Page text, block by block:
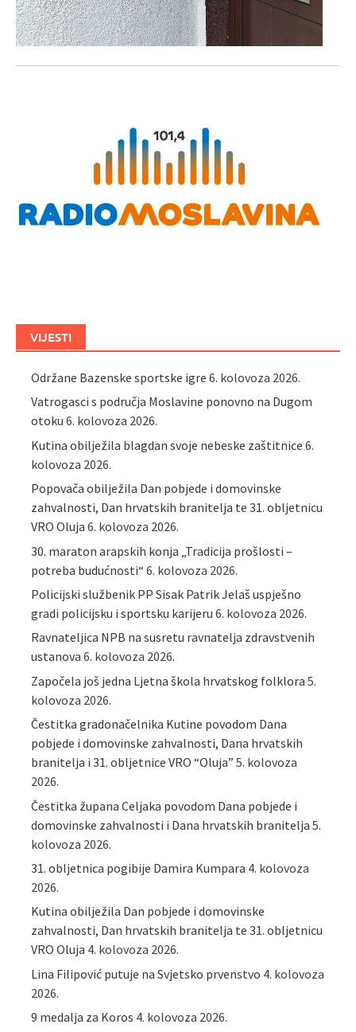
VIJESTI
Održane Bazenske sportske igre 6. kolovoza 2026.
Vatrogasci s područja Moslavine ponovno na Dugom
otoku 6. kolovoza 2026.
Kutina obilježila blagdan svoje nebeske zaštitnice 6.
kolovoza 2026.
Popovača obilježila Dan pobjede i domovinske
zahvalnosti, Dan hrvatskih branitelja te 31. obljetnicu
VRO Oluja 6. kolovoza 2026.
30. maraton arapskih konja „Tradicija prošlosti –
potreba budućnosti“ 6. kolovoza 2026.
Policijski službenik PP Sisak Patrik Jelaš uspješno
gradi policijsku i sportsku karijeru 6. kolovoza 2026.
Ravnateljica NPB na susretu ravnatelja zdravstvenih
ustanova 6. kolovoza 2026.
Započela još jedna Ljetna škola hrvatskog folklora 5.
kolovoza 2026.
Čestitka gradonačelnika Kutine povodom Dana
pobjede i domovinske zahvalnosti, Dana hrvatskih
branitelja i 31. obljetnice VRO “Oluja” 5. kolovoza
2026.
Čestitka župana Celjaka povodom Dana pobjede i
domovinske zahvalnosti i Dana hrvatskih branitelja 5.
kolovoza 2026.
31. obljetnica pogibije Damira Kumpara 4. kolovoza
2026.
Kutina obilježila Dan pobjede i domovinske
zahvalnosti, Dan hrvatskih branitelja te 31. obljetnicu
VRO Oluja 4. kolovoza 2026.
Lina Filipović putuje na Svjetsko prvenstvo 4. kolovoza
2026.
9 medalja za Koros 4. kolovoza 2026.